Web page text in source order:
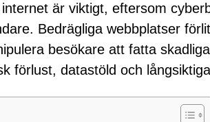
är viktigt, eftersom
Bedrägliga webbplatser
besökare att fatta
förlust, datastöld och